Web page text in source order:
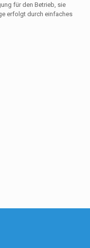
für den Betrieb, sie
erfolgt durch einfaches